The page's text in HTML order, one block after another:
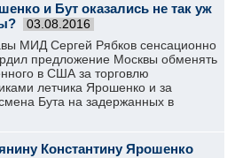
и Бут оказались не так уж
03.08.2016
МИД Сергей Рябков сенсационно
предложение Москвы обменять
в США за торговлю
летчика Ярошенко и за
Бута на задержанных в
Константину Ярошенко